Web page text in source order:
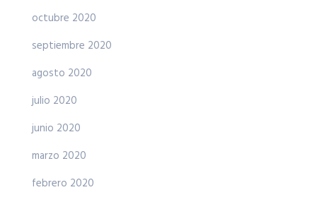
octubre 2020
septiembre 2020
agosto 2020
julio 2020
junio 2020
marzo 2020
febrero 2020